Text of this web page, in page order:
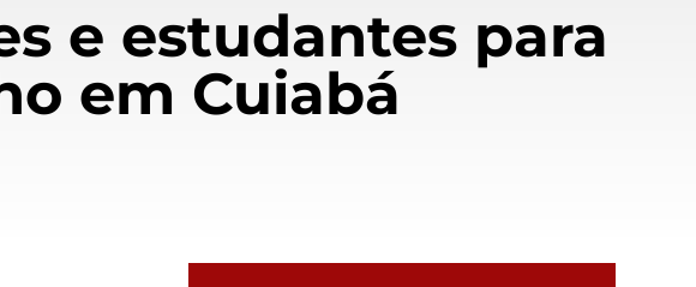
e estudantes para
em Cuiabá